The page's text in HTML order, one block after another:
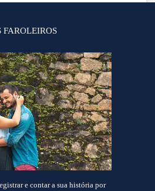
FAROLEIROS
e contar a sua história por